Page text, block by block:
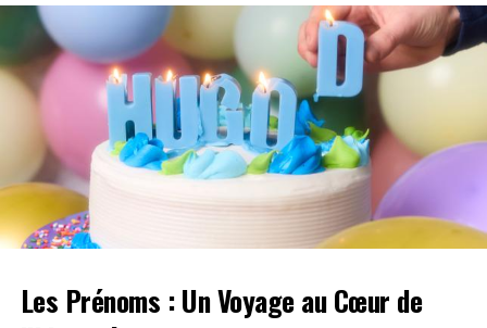
SKA. Il n’a même pas été
question de son départ
pour le Canada. »
Il est important de préciser que ces déclarations sont
officielles.
Roman Rotenberg n’a pas cherché à dénigrer le jeune
développement, sachant qu’il partira à la fin de la saison.
Les Prénoms : Un Voyage au Cœur de